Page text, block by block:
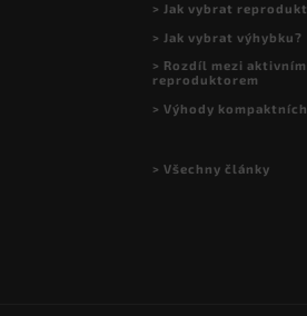
> Jak vybrat
> Jak vybrat výhybku?
> Rozdíl mezi
reproduktorem
> Výhody
> Všechny články